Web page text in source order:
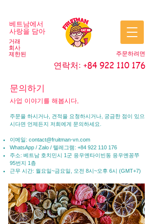
베트남에서
사랑을 담아
거래
회사
제한된
주문하려면
연락처: +84 922 110 176
문의하기
사업 이야기를 해봅시다.
주문을 하시거나, 견적을 요청하시거나, 궁금한 점이 있으
시다면 언제든지 저희에게 문의하세요.
이메일: contact@fruitman-vn.com
WhatsApp / Zalo / 텔레그램: +84 922 110 176
주소: 베트남 호치민시 1군 응우옌타이빈동 응우옌꽁쭈
95번지 1층
근무 시간: 월요일~금요일, 오전 8시~오후 6시 (GMT+7)